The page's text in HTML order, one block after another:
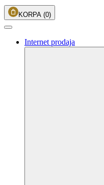
KORPA (0)
Internet prodaja